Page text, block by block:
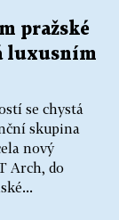
pražské
luxusním
se chystá
skupina
nový
Arch, do